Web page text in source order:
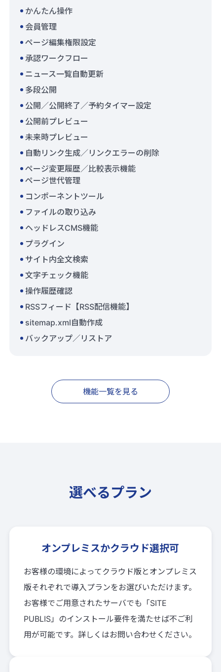
かんたん操作
会員管理
ページ編集権限設定
承認ワークフロー
ニュース一覧自動更新
多段公開
公開／公開終了／予約タイマー設定
公開前プレビュー
未来時プレビュー
自動リンク生成／リンクエラーの削除
ページ変更履歴／比較表示機能
ページ世代管理
コンポーネントツール
ファイルの取り込み
ヘッドレスCMS機能
プラグイン
サイト内全文検索
文字チェック機能
操作履歴確認
RSSフィード【RSS配信機能】
sitemap.xml自動作成
バックアップ／リストア
機能一覧を見る
選べるプラン
オンプレミスかクラウド選択可
お客様の環境によってクラウド版とオンプレミス
版それぞれで導入プランをお選びいただけます。
お客様でご用意されたサーバでも「SITE
PUBLIS」のインストール要件を満たせば不ご利
用が可能です。詳しくはお問い合わせください。